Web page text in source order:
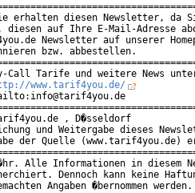
erhalten diesen Newsletter, da
diesen auf Ihre E-Mail-Adresse
Newsletter auf unserer
bzw. abbestellen.
Tarife und weitere News
www.tarif4you.de/
tarif4you.de , D�sseldorf
und Weitergabe dieses
der Quelle
Alle Informationen in diesem
Dennoch kann keine
Angaben �bernommen